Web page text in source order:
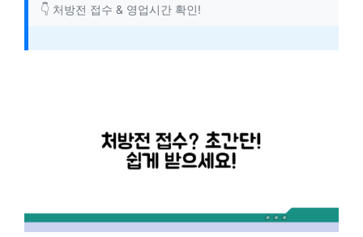
👇 처방전 접수 & 영업시간 확인!